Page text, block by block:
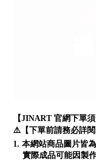
【JINART 官網下單
⚠️【下單前請務必詳閱
1. 本網站商品圖片皆
實際成品可能因製作